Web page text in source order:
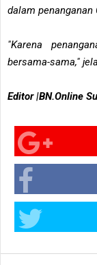
dalam penanganan
"Karena
bersama-sama,"
Editor |BN.Online